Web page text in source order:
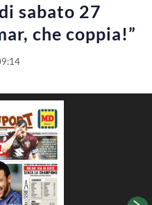
sabato 27
che coppia!”